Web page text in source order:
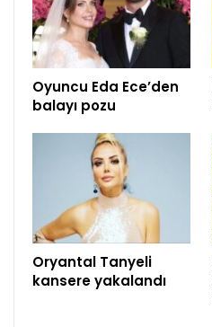
Oyuncu Eda Ece’den
balayı pozu
Oryantal Tanyeli
kansere yakalandı